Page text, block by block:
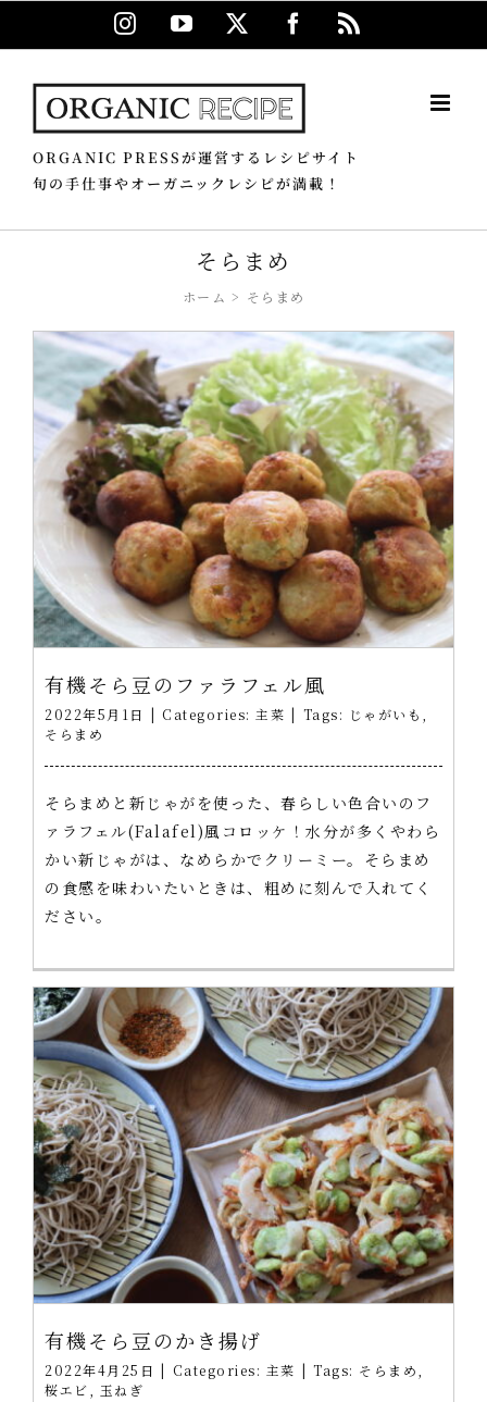
Instagram
YouTube Facebook
ORGANIC PRESSが運営するレシピサイト
旬の手仕事やオーガニックレシピが満載！
そらまめ
ホーム そらまめ
有機そら豆のファラフェル風
2022年5月1日 | Categories: 主菜 | Tags: じゃがいも
そらまめ
そらまめと新じゃがを使った、春らしい色合いのフ
ァラフェル(Falafel)風コロッケ！水分が多くやわら
かい新じゃがは、なめらかでクリーミー。そらまめ
の食感を味わいたいときは、粗めに刻んで入れてく
ださい。
有機そら豆のかき揚げ
2022年4月25日 | Categories: 主菜 | Tags: そらまめ
桜エビ
玉ねぎ